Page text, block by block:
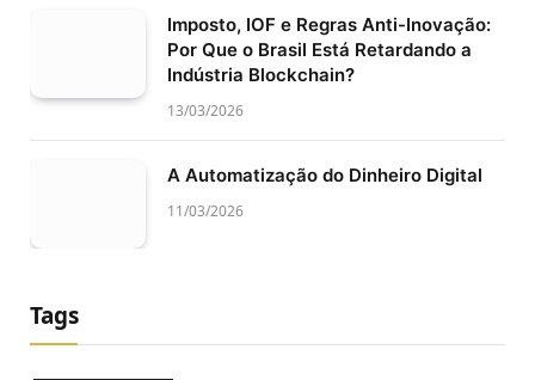
Imposto, IOF e Regras Anti-Inovação:
Por Que o Brasil Está Retardando a
Indústria Blockchain?
13/03/2026
A Automatização do Dinheiro Digital
11/03/2026
Tags